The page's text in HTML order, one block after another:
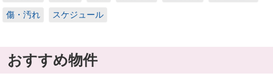
傷・汚れ スケジュール
おすすめ物件